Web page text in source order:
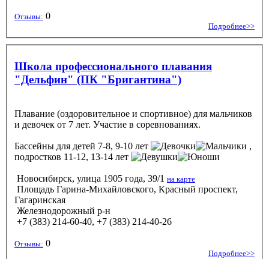
Отзывы: 0
Подробнее>>
Школа профессионального плавания
"Дельфин" (ПК "Бригантина")
Плавание (оздоровительное и спортивное) для мальчиков
и девочек от 7 лет. Участие в соревнованиях.
Бассейны для детей 7-8, 9-10 лет
,
подростков 11-12, 13-14 лет
Новосибирск, улица 1905 года, 39/1 на карте
Площадь Гарина-Михайловского, Красный проспект,
Гагаринская
Железнодорожный р-н
+7 (383) 214-60-40, +7 (383) 214-40-26
Отзывы: 0
Подробнее>>